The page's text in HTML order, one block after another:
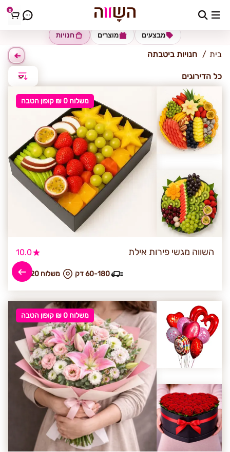
0 יטבתה
חנויות מוצרים מבצעים
בית חנויות ביטבתה
כל הדירוגים
משלוח 0 ₪ קופון הטבה
השווה מגשי פירות אילת 10.0
₪ משלוח 220 60-180 דק
משלוח 0 ₪ קופון הטבה